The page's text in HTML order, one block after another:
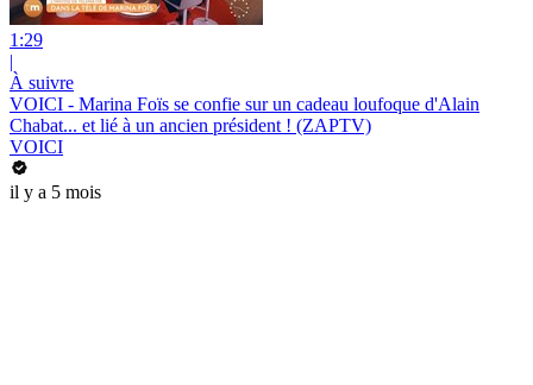
1:29
|
À suivre
VOICI - Marina Foïs se confie sur un cadeau loufoque d'Alain
Chabat... et lié à un ancien président ! (ZAPTV)
VOICI
il y a 5 mois